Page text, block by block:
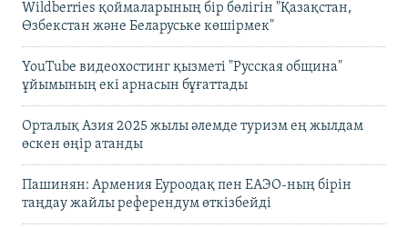
Wildberries қоймаларының бір бөлігін "Қазақстан,
Өзбекстан және Беларуське көшірмек"
YouTube видеохостинг қызметі "Русская община"
ұйымының екі арнасын бұғаттады
Орталық Азия 2025 жылы әлемде туризм ең жылдам
өскен өңір атанды
Пашинян: Армения Еуроодақ пен ЕАЭО-ның бірін
таңдау жайлы референдум өткізбейді